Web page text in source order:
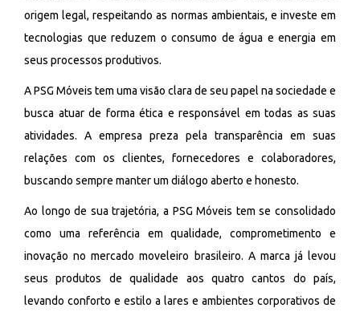
origem legal, respeitando as normas ambientais, e investe em
tecnologias que reduzem o consumo de água e energia em
seus processos produtivos.
A PSG Móveis tem uma visão clara de seu papel na sociedade e
busca atuar de forma ética e responsável em todas as suas
atividades. A empresa preza pela transparência em suas
relações com os clientes, fornecedores e colaboradores,
buscando sempre manter um diálogo aberto e honesto.
Ao longo de sua trajetória, a PSG Móveis tem se consolidado
como uma referência em qualidade, comprometimento e
inovação no mercado moveleiro brasileiro. A marca já levou
seus produtos de qualidade aos quatro cantos do país,
levando conforto e estilo a lares e ambientes corporativos de